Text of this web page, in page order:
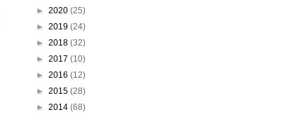
► 2020 (25)
► 2019 (24)
► 2018 (32)
► 2017 (10)
► 2016 (12)
► 2015 (28)
► 2014 (68)